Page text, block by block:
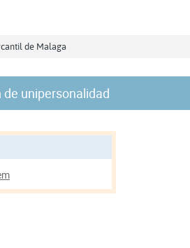
de Malaga
de unipersonalidad